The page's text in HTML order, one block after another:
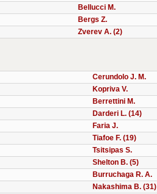
Bellucci M.
Bergs Z.
Zverev A. (2)
Cerundolo J. M.
Kopriva V.
Berrettini M.
Darderi L. (14)
Faria J.
Tiafoe F. (19)
Tsitsipas S.
Shelton B. (5)
Burruchaga R. A.
Nakashima B. (31)